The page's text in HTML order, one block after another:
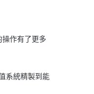
作有了更多
系統精製到能